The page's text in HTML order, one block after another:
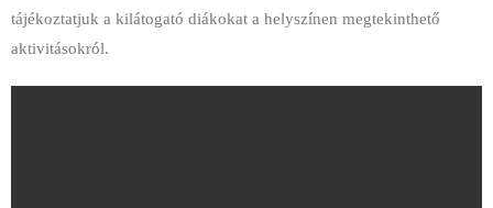
tájékoztatjuk a kilátogató diákokat a helyszínen megtekinthető
aktivitásokról.